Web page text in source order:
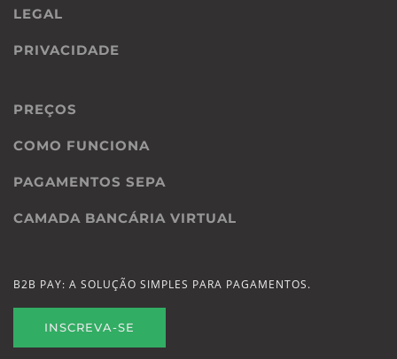
LEGAL
PRIVACIDADE
PREÇOS
COMO FUNCIONA
PAGAMENTOS SEPA
CAMADA BANCÁRIA VIRTUAL
B2B PAY: A SOLUÇÃO SIMPLES PARA PAGAMENTOS.
INSCREVA-SE